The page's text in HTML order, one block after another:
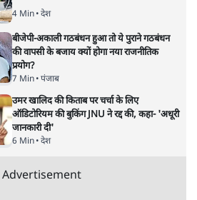
घोषणा प्रधान
FEB, 2026
मित्तल